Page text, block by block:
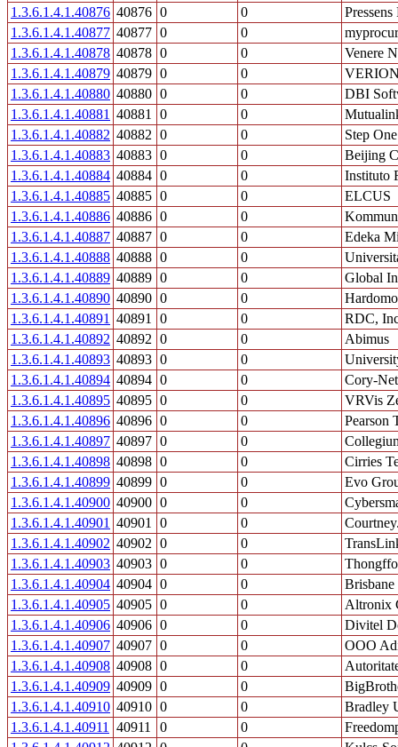
1.3.6.1.4.1.40876 40876 0 0
1.3.6.1.4.1.40877 40877 0 0
1.3.6.1.4.1.40878 40878 0 0
Venere
1.3.6.1.4.1.40879 40879 0 0
1.3.6.1.4.1.40880 40880 0 0
DBI
1.3.6.1.4.1.40881 40881 0 0
1.3.6.1.4.1.40882 40882 0 0
Step
1.3.6.1.4.1.40883 40883 0 0
Beijing
1.3.6.1.4.1.40884 40884 0 0
Instituto
1.3.6.1.4.1.40885 40885 0 0
ELCUS
1.3.6.1.4.1.40886 40886 0 0
1.3.6.1.4.1.40887 40887 0 0
Edeka
1.3.6.1.4.1.40888 40888 0 0
1.3.6.1.4.1.40889 40889 0 0
Global
1.3.6.1.4.1.40890 40890 0 0
Hardomo
1.3.6.1.4.1.40891 40891 0 0
RDC,
1.3.6.1.4.1.40892 40892 0 0
Abimus
1.3.6.1.4.1.40893 40893 0 0
1.3.6.1.4.1.40894 40894 0 0
Cory-Net
1.3.6.1.4.1.40895 40895 0 0
VRVis
1.3.6.1.4.1.40896 40896 0 0
Pearson
1.3.6.1.4.1.40897 40897 0 0
1.3.6.1.4.1.40898 40898 0 0
Cirries
1.3.6.1.4.1.40899 40899 0 0
Evo
1.3.6.1.4.1.40900 40900 0 0
1.3.6.1.4.1.40901 40901 0 0
1.3.6.1.4.1.40902 40902 0 0
1.3.6.1.4.1.40903 40903 0 0
1.3.6.1.4.1.40904 40904 0 0
1.3.6.1.4.1.40905 40905 0 0
Altronix
1.3.6.1.4.1.40906 40906 0 0
Divitel
1.3.6.1.4.1.40907 40907 0 0
OOO
1.3.6.1.4.1.40908 40908 0 0
1.3.6.1.4.1.40909 40909 0 0
1.3.6.1.4.1.40910 40910 0 0
Bradley
1.3.6.1.4.1.40911
40911 0 0